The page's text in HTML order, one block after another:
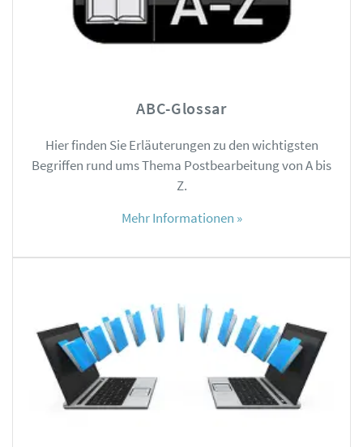
ABC-Glossar
Hier finden Sie Erläuterungen zu den wichtigsten
Begriffen rund ums Thema Postbearbeitung von A bis
Z.
Mehr Informationen »